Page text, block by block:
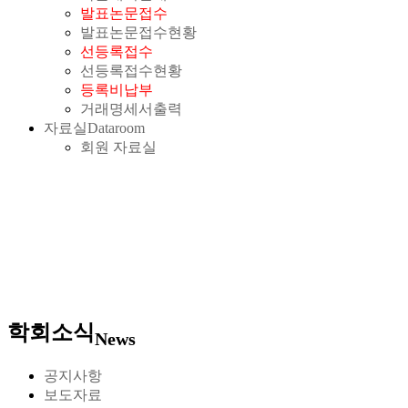
발표논문접수
발표논문접수현황
선등록접수
선등록접수현황
등록비납부
거래명세서출력
자료실Dataroom
회원 자료실
학회소식News
공지사항
보도자료